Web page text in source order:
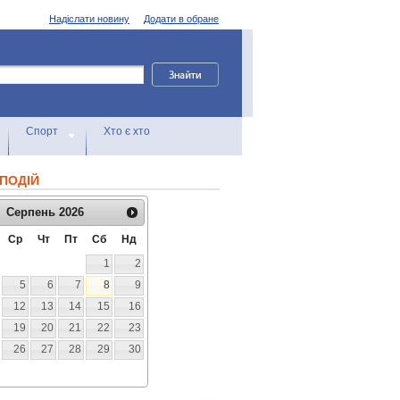
Додати в обране
Надіслати новину
Спорт Хто є хто
Серпень 2026
Ср Чт Пт Сб
Нд
1
2
5 6 7 8
9
12 13 14 15
16
19 20 21 22
23
26 27 28 29
30